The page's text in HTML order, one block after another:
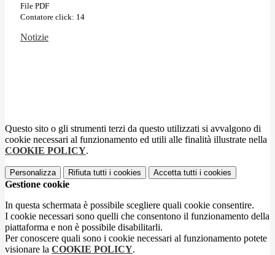
File PDF
Contatore click: 14
Notizie
Questo sito o gli strumenti terzi da questo utilizzati si avvalgono di
cookie necessari al funzionamento ed utili alle finalità illustrate nella
COOKIE POLICY.
Personalizza Rifiuta tutti i cookies Accetta tutti i cookies
Gestione cookie
In questa schermata è possibile scegliere quali cookie consentire.
I cookie necessari sono quelli che consentono il funzionamento della
piattaforma e non è possibile disabilitarli.
Per conoscere quali sono i cookie necessari al funzionamento potete
visionare la COOKIE POLICY.